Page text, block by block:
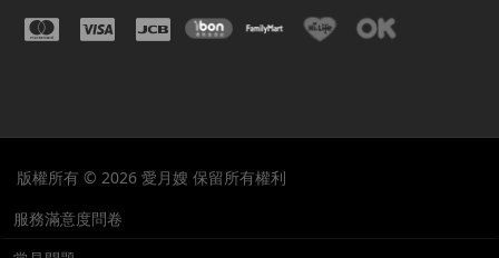
版權所有 © 2026 愛月嫂 保留所有權利
服務滿意度問卷